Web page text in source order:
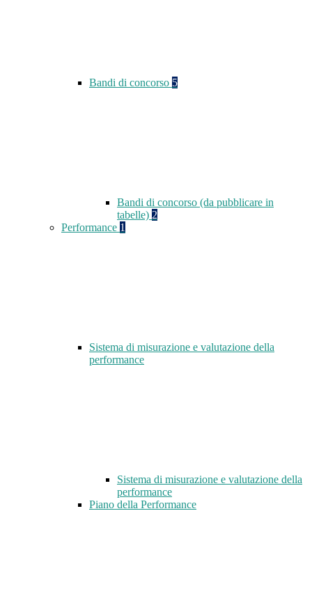
Bandi di concorso 5
Bandi di concorso (da pubblicare in
tabelle) 2
Performance 1
Sistema di misurazione e valutazione della
performance
Sistema di misurazione e valutazione della
performance
Piano della Performance